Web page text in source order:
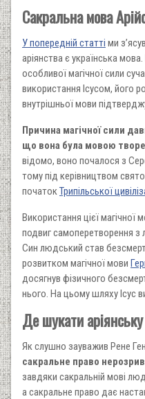
Сакральна мова
У попередній статті ми
аріянства є українська
особливої магічної сили
використання Ісусом, його
внутрішньої мови
Причина магічної сили
що вона була мовою
відомо, воно почалося з
тому під керівництвом
початокТрипільської
Використання цієї магічної
подвиг самоперетворення
Син людський став
розвитком магічної мови
досягнув фізичного
нього. На цьому шляху Ісус
Де шукати
Як слушно зауважив Рене
сакральне право
завдяки сакральній мові
а сакральне право дає